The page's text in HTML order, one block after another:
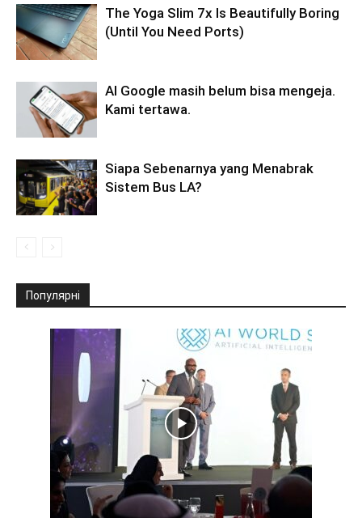
The Yoga Slim 7x Is Beautifully Boring
(Until You Need Ports)
AI Google masih belum bisa mengeja.
Kami tertawa.
Siapa Sebenarnya yang Menabrak
Sistem Bus LA?
Популярні